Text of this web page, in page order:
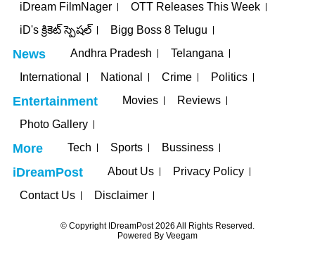
iDream FilmNager
OTT Releases This Week
iD's క్రికెట్ స్పెషల్
Bigg Boss 8 Telugu
News Andhra Pradesh
Telangana
International
National Crime Politics
Entertainment Movies
Reviews
Photo Gallery
More Tech Sports Bussiness
iDreamPost About Us
Privacy Policy
Contact Us
Disclaimer
© Copyright IDreamPost 2026 All Rights Reserved.
Powered By Veegam